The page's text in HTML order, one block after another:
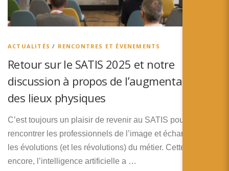
ACTUALITÉS / RENCONTRES ET ÉVENEMENTS
Retour sur le SATIS 2025 et notre
discussion à propos de l’augmentation
des lieux physiques
C’est toujours un plaisir de revenir au SATIS pour
rencontrer les professionnels de l’image et échanger sur
les évolutions (et les révolutions) du métier. Cette année
encore, l’intelligence artificielle a …